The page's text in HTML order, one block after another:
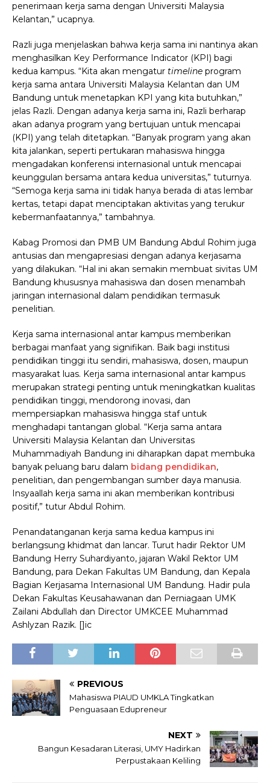
penerimaan kerja sama dengan Universiti Malaysia
Kelantan,” ucapnya.
Razli juga menjelaskan bahwa kerja sama ini nantinya akan
menghasilkan Key Performance Indicator (KPI) bagi
kedua kampus. “Kita akan mengatur timeline program
kerja sama antara Universiti Malaysia Kelantan dan UM
Bandung untuk menetapkan KPI yang kita butuhkan,”
jelas Razli. Dengan adanya kerja sama ini, Razli berharap
akan adanya program yang bertujuan untuk mencapai
(KPI) yang telah ditetapkan. “Banyak program yang akan
kita jalankan, seperti pertukaran mahasiswa hingga
mengadakan konferensi internasional untuk mencapai
keunggulan bersama antara kedua universitas,” tuturnya.
“Semoga kerja sama ini tidak hanya berada di atas lembar
kertas, tetapi dapat menciptakan aktivitas yang terukur
kebermanfaatannya,” tambahnya.
Kabag Promosi dan PMB UM Bandung Abdul Rohim juga
antusias dan mengapresiasi dengan adanya kerjasama
yang dilakukan. “Hal ini akan semakin membuat sivitas UM
Bandung khususnya mahasiswa dan dosen menambah
jaringan internasional dalam pendidikan termasuk
penelitian.
Kerja sama internasional antar kampus memberikan
berbagai manfaat yang signifikan. Baik bagi institusi
pendidikan tinggi itu sendiri, mahasiswa, dosen, maupun
masyarakat luas. Kerja sama internasional antar kampus
merupakan strategi penting untuk meningkatkan kualitas
pendidikan tinggi, mendorong inovasi, dan
mempersiapkan mahasiswa hingga staf untuk
menghadapi tantangan global. “Kerja sama antara
Universiti Malaysia Kelantan dan Universitas
Muhammadiyah Bandung ini diharapkan dapat membuka
banyak peluang baru dalam bidang pendidikan,
penelitian, dan pengembangan sumber daya manusia.
Insyaallah kerja sama ini akan memberikan kontribusi
positif,” tutur Abdul Rohim.
Penandatanganan kerja sama kedua kampus ini
berlangsung khidmat dan lancar. Turut hadir Rektor UM
Bandung Herry Suhardiyanto, jajaran Wakil Rektor UM
Bandung, para Dekan Fakultas UM Bandung, dan Kepala
Bagian Kerjasama Internasional UM Bandung. Hadir pula
Dekan Fakultas Keusahawanan dan Perniagaan UMK
Zailani Abdullah dan Director UMKCEE Muhammad
Ashlyzan Razik. []ic
PREVIOUS
Mahasiswa PIAUD UMKLA Tingkatkan
Penguasaan Edupreneur
NEXT
Bangun Kesadaran Literasi, UMY Hadirkan
Perpustakaan Keliling